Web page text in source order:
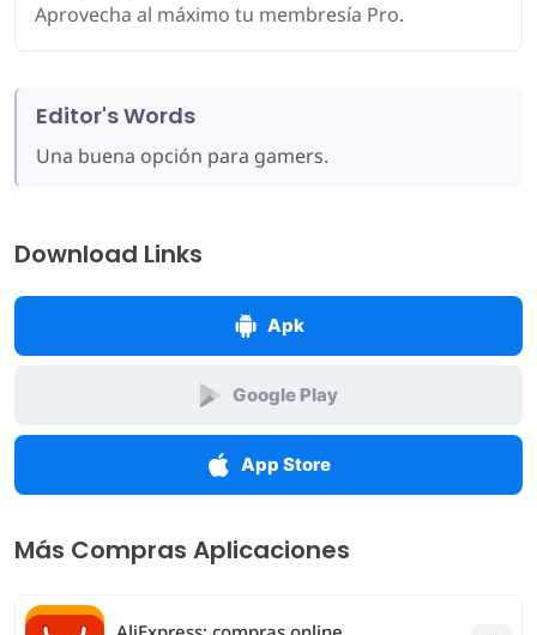
Aprovecha al máximo tu membresía Pro.
Editor's Words
Una buena opción para gamers.
Download Links
Apk
Google Play
App Store
Más Compras Aplicaciones